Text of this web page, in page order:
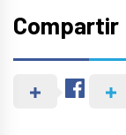
Compartir